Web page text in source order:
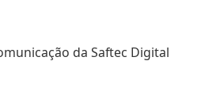
da Saftec Digital